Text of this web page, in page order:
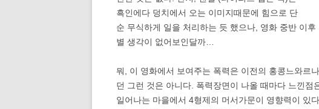
흑인에다 덩치에서 오는 이미지때문에 힘으로 단
순 무식하게 일을 처리하는 듯 했으나, 영화 중반 이
별 생각이 없어보인달까…
뭐, 이 영화에서 보여주는 폭력은 이전의 홍콩느와르
던 그런 것은 아니다. 폭력장면이 나올 때마다 느낀점
일어나는 마을에서 4형제의 머서가문이 영향력이 있